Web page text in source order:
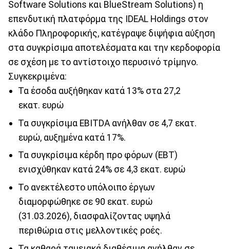
Software Solutions και BlueStream Solutions) η
επενδυτική πλατφόρμα της IDEAL Holdings στον
κλάδο Πληροφορικής, κατέγραψε διψήφια αύξηση
στα συγκρίσιμα αποτελέσματα και την κερδοφορία
σε σχέση με το αντίστοιχο περυσινό τρίμηνο.
Συγκεκριμένα:
Τα έσοδα αυξήθηκαν κατά 13% στα 27,2
εκατ. ευρώ
Τα συγκρίσιμα EBITDA ανήλθαν σε 4,7 εκατ.
ευρώ, αυξημένα κατά 17%.
Τα συγκρίσιμα κέρδη προ φόρων (EBT)
ενισχύθηκαν κατά 24% σε 4,3 εκατ. ευρώ
Το ανεκτέλεστο υπόλοιπο έργων
διαμορφώθηκε σε 90 εκατ. ευρώ
(31.03.2026), διασφαλίζοντας υψηλά
περιθώρια στις μελλοντικές ροές.